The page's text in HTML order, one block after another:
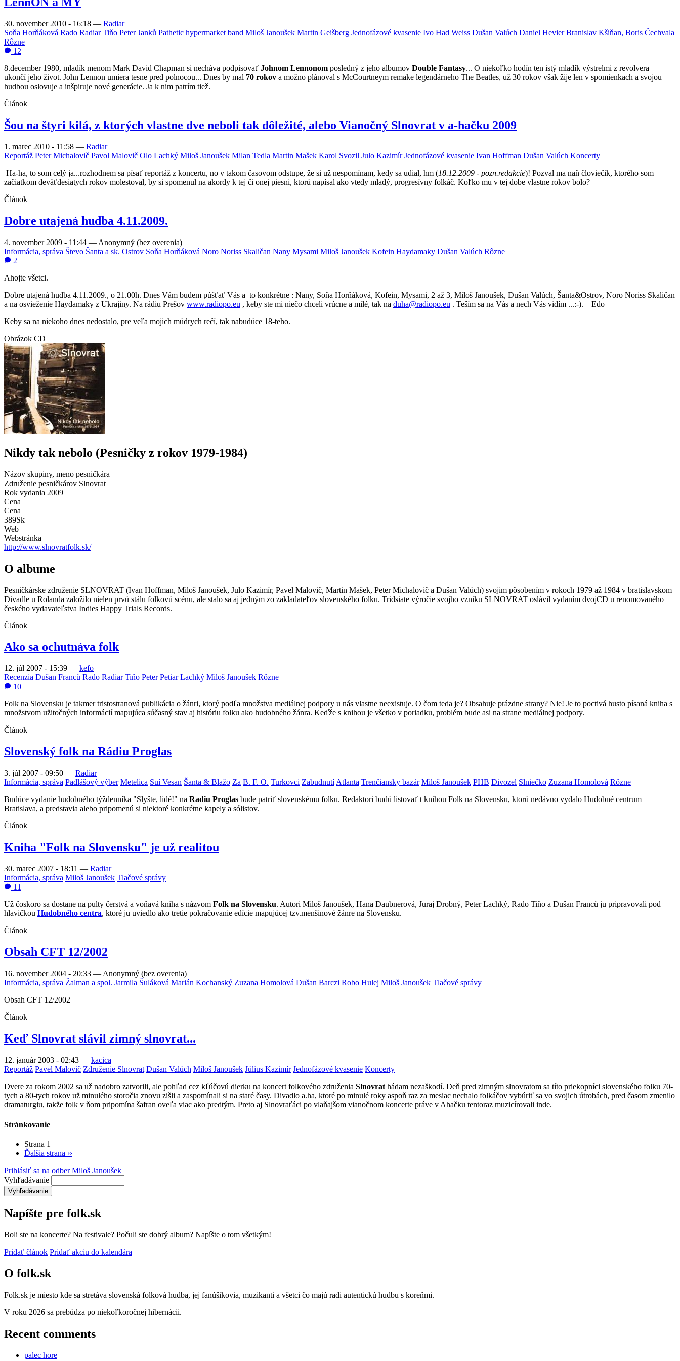
30. november 2010 - 16:18 — Radiar
Soňa Horňáková Rado Radiar Tiňo Peter Janků Pathetic hypermarket band Miloš Janoušek Martin Geišberg Jednofázové kvasenie Ivo Had Weiss Dušan Valúch Daniel Hevier Branislav Kšiňan, Boris Čechvala
Rôzne
12
8.december 1980, mladík menom Mark David Chapman si necháva podpisovať Johnom Lennonom posledný z jeho albumov Double Fantasy... O niekoľko hodín ten istý mladík výstrelmi z revolvera
ukončí jeho život. John Lennon umiera tesne pred polnocou... Dnes by mal 70 rokov a možno plánoval s McCourtneym remake legendárneho The Beatles, už 30 rokov však žije len v spomienkach a svojou
hudbou oslovuje a inšpiruje nové generácie. Ja k nim patrím tiež.
Článok
Šou na štyri kilá, z ktorých vlastne dve neboli tak dôležité, alebo Vianočný Slnovrat v a-hačku 2009
1. marec 2010 - 11:58 — Radiar
Reportáž Peter Michalovič Pavol Malovič Olo Lachký Miloš Janoušek Milan Tedla Martin Mašek Karol Svozil Julo Kazimír Jednofázové kvasenie Ivan Hoffman Dušan Valúch Koncerty
Ha-ha, to som celý ja...rozhodnem sa písať reportáž z koncertu, no v takom časovom odstupe, že si už nespomínam, kedy sa udial, hm (18.12.2009 - pozn.redakcie)! Pozval ma naň človiečik, ktorého som
začiatkom deväťdesiatych rokov molestoval, by si spomenul na akordy k tej či onej piesni, ktorú napísal ako vtedy mladý, progresívny folkáč. Koľko mu v tej dobe vlastne rokov bolo?
Článok
Dobre utajená hudba 4.11.2009.
4. november 2009 - 11:44 — Anonymný (bez overenia)
Informácia, správa Števo Šanta a sk. Ostrov Soňa Horňáková Noro Noriss Skaličan Nany Mysami Miloš Janoušek Kofein Haydamaky Dušan Valúch Rôzne
2
Ahojte všetci.
Dobre utajená hudba 4.11.2009., o 21.00h. Dnes Vám budem púšťať Vás a to konkrétne : Nany, Soňa Horňáková, Kofein, Mysami, 2 až 3, Miloš Janoušek, Dušan Valúch, Šanta&Ostrov, Noro Noriss Skaličan
a na osvieženie Haydamaky z Ukrajiny. Na rádiu Prešov www.radiopo.eu , keby ste mi niečo chceli vrúcne a milé, tak na duha@radiopo.eu . Teším sa na Vás a nech Vás vidím ...:-). Edo
Keby sa na niekoho dnes nedostalo, pre veľa mojich múdrych rečí, tak nabudúce 18-teho.
Obrázok CD
Nikdy tak nebolo (Pesničky z rokov 1979-1984)
Názov skupiny, meno pesničkára
Združenie pesničkárov Slnovrat
Rok vydania 2009
Cena
Cena
389Sk
Web
Webstránka
http://www.slnovratfolk.sk/
O albume
Pesničkárske združenie SLNOVRAT (Ivan Hoffman, Miloš Janoušek, Julo Kazimír, Pavel Malovič, Martin Mašek, Peter Michalovič a Dušan Valúch) svojim pôsobením v rokoch 1979 až 1984 v bratislavskom
Divadle u Rolanda založilo nielen prvú stálu folkovú scénu, ale stalo sa aj jedným zo zakladateľov slovenského folku. Tridsiate výročie svojho vzniku SLNOVRAT oslávil vydaním dvojCD u renomovaného
českého vydavateľstva Indies Happy Trials Records.
Článok
Ako sa ochutnáva folk
12. júl 2007 - 15:39 — kefo
Recenzia Dušan Franců Rado Radiar Tiňo Peter Petiar Lachký Miloš Janoušek Rôzne
10
Folk na Slovensku je takmer tristostranová publikácia o žánri, ktorý podľa množstva mediálnej podpory u nás vlastne neexistuje. O čom teda je? Obsahuje prázdne strany? Nie! Je to poctivá husto písaná kniha s
množstvom užitočných informácií mapujúca súčasný stav aj históriu folku ako hudobného žánra. Keďže s knihou je všetko v poriadku, problém bude asi na strane mediálnej podpory.
Článok
Slovenský folk na Rádiu Proglas
3. júl 2007 - 09:50 — Radiar
Informácia, správa Padlášový výber Metelica Suí Vesan Šanta & Blažo Za B. F. O. Turkovci Zabudnutí Atlanta Trenčiansky bazár Miloš Janoušek PHB Divozel Slniečko Zuzana Homolová Rôzne
Budúce vydanie hudobného týždenníka "Slyšte, lidé!" na Radiu Proglas bude patriť slovenskému folku. Redaktori budú listovať t knihou Folk na Slovensku, ktorú nedávno vydalo Hudobné centrum
Bratislava, a predstavia alebo pripomenú si niektoré konkrétne kapely a sólistov.
Článok
Kniha "Folk na Slovensku" je už realitou
30. marec 2007 - 18:11 — Radiar
Informácia, správa Miloš Janoušek Tlačové správy
11
Už čoskoro sa dostane na pulty čerstvá a voňavá kniha s názvom Folk na Slovensku. Autori Miloš Janoušek, Hana Daubnerová, Juraj Drobný, Peter Lachký, Rado Tiňo a Dušan Franců ju pripravovali pod
hlavičkou Hudobného centra, ktoré ju uviedlo ako tretie pokračovanie edície mapujúcej tzv.menšinové žánre na Slovensku.
Článok
Obsah CFT 12/2002
16. november 2004 - 20:33 — Anonymný (bez overenia)
Informácia, správa Žalman a spol. Jarmila Šuláková Marián Kochanský Zuzana Homolová Dušan Barczi Robo Hulej Miloš Janoušek Tlačové správy
Obsah CFT 12/2002
Článok
Keď Slnovrat slávil zimný slnovrat...
12. január 2003 - 02:43 — kacica
Reportáž Pavel Malovič Združenie Slnovrat Dušan Valúch Miloš Janoušek Július Kazimír Jednofázové kvasenie Koncerty
Dvere za rokom 2002 sa už nadobro zatvorili, ale pohľad cez kľúčovú dierku na koncert folkového združenia Slnovrat hádam nezaškodí. Deň pred zimným slnovratom sa títo priekopníci slovenského folku 70-
tych a 80-tych rokov už minulého storočia znovu zišli a zaspomínali si na staré časy. Divadlo a.ha, ktoré po minulé roky aspoň raz za mesiac nechalo folkáčov vybúriť sa vo svojich útrobách, pred časom zmenilo
dramaturgiu, takže folk v ňom pripomína šafran oveľa viac ako predtým. Preto aj Slnovraťáci po vlaňajšom vianočnom koncerte práve v Ahačku tentoraz muzicírovali inde.
Stránkovanie
Strana 1
Ďalšia strana ››
Prihlásiť sa na odber Miloš Janoušek
Vyhľadávanie
Napíšte pre folk.sk
Boli ste na koncerte? Na festivale? Počuli ste dobrý album? Napíšte o tom všetkým!
Pridať článok Pridať akciu do kalendára
O folk.sk
Folk.sk je miesto kde sa stretáva slovenská folková hudba, jej fanúšikovia, muzikanti a všetci čo majú radi autentickú hudbu s koreňmi.
V roku 2026 sa prebúdza po niekoľkoročnej hibernácii.
Recent comments
palec hore